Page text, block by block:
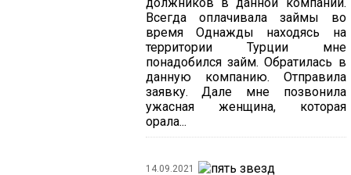
Всегда оплачивала займы во
время Однажды находясь на
территории Турции мне
понадобился займ. Обратилась в
данную компанию. Отправила
заявку. Дале мне позвонила
ужасная женщина, которая
орала...
14.09.2021